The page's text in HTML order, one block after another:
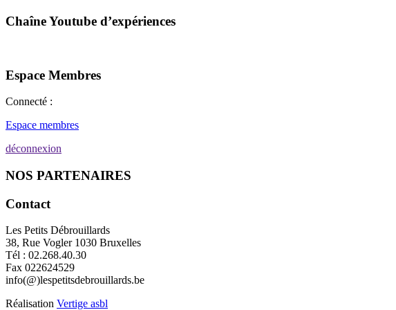
Chaîne Youtube d’expériences
Espace Membres
Connecté :
Espace membres
déconnexion
NOS PARTENAIRES
Contact
Les Petits Débrouillards
38, Rue Vogler 1030 Bruxelles
Tél : 02.268.40.30
Fax 022624529
info(@)lespetitsdebrouillards.be
Réalisation Vertige asbl